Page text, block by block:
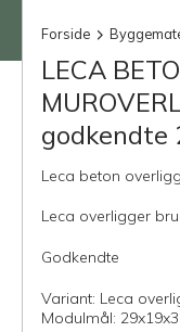
Forside
LECA
godkendte
Leca beton
Leca overligger
Godkendte
Variant: Leca
Modulmål: